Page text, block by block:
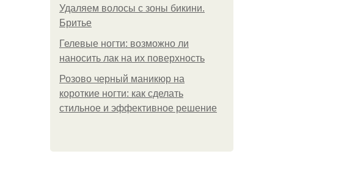
Удаляем волосы с зоны бикини.
Бритье
Гелевые ногти: возможно ли
наносить лак на их поверхность
Розово черный маникюр на
короткие ногти: как сделать
стильное и эффективное решение